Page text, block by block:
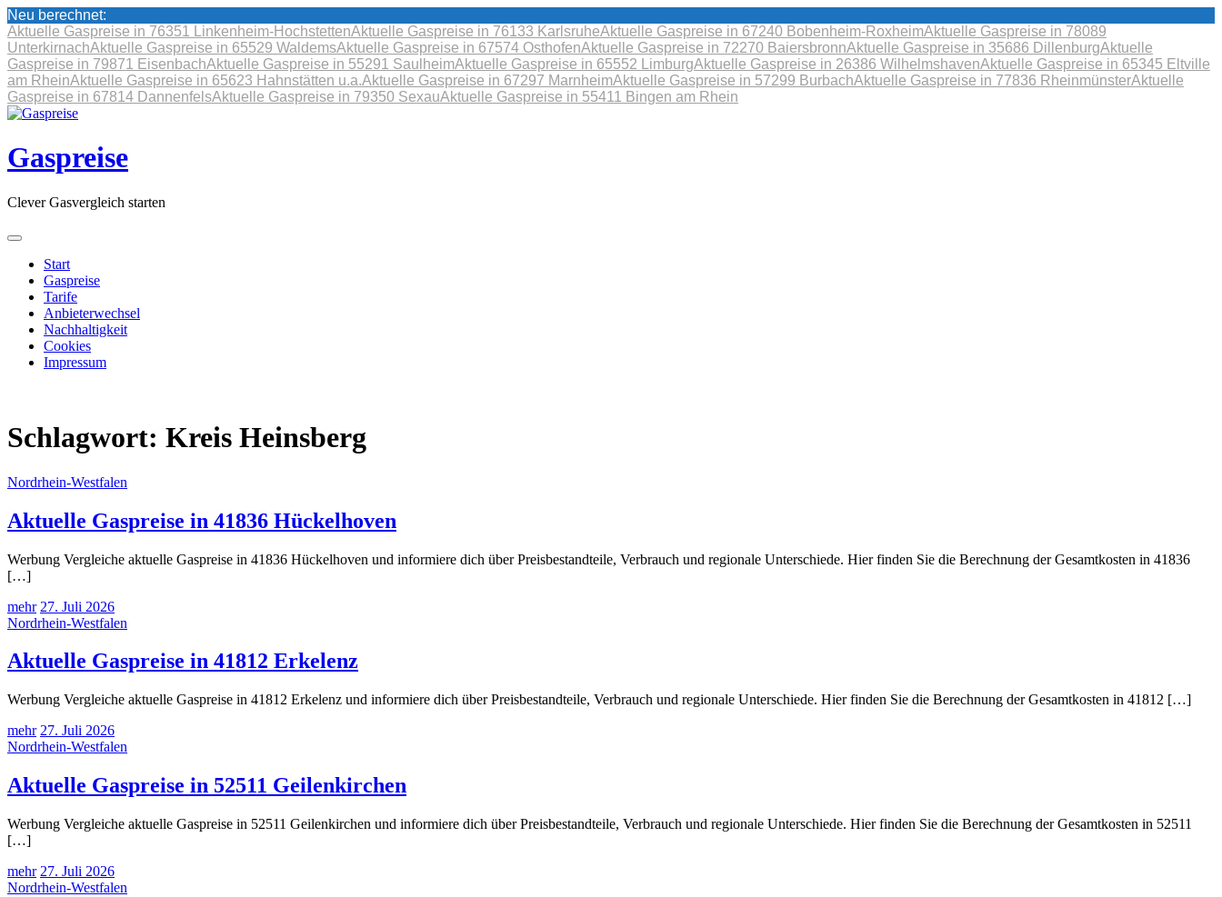
Neu berechnet:
Aktuelle Gaspreise in 76351 Linkenheim-HochstettenAktuelle Gaspreise in 76133 KarlsruheAktuelle Gaspreise in 67240 Bobenheim-RoxheimAktuelle Gaspreise in 78089
UnterkirnachAktuelle Gaspreise in 65529 WaldemsAktuelle Gaspreise in 67574 OsthofenAktuelle Gaspreise in 72270 BaiersbronnAktuelle Gaspreise in 35686 DillenburgAktuelle
Gaspreise in 79871 EisenbachAktuelle Gaspreise in 55291 SaulheimAktuelle Gaspreise in 65552 LimburgAktuelle Gaspreise in 26386 WilhelmshavenAktuelle Gaspreise in 65345 Eltville
am RheinAktuelle Gaspreise in 65623 Hahnstätten u.a.Aktuelle Gaspreise in 67297 MarnheimAktuelle Gaspreise in 57299 BurbachAktuelle Gaspreise in 77836 RheinmünsterAktuelle
Gaspreise in 67814 DannenfelsAktuelle Gaspreise in 79350 SexauAktuelle Gaspreise in 55411 Bingen am Rhein
Skip
content
Gaspreise
Clever Gasvergleich starten
Start
Gaspreise
Tarife
Anbieterwechsel
Nachhaltigkeit
Cookies
Impressum
Schlagwort: Kreis Heinsberg
Nordrhein-Westfalen
Aktuelle Gaspreise in 41836 Hückelhoven
Werbung Vergleiche aktuelle Gaspreise in 41836 Hückelhoven und informiere dich über Preisbestandteile, Verbrauch und regionale Unterschiede. Hier finden Sie die Berechnung der Gesamtkosten in 41836
[…]
mehr 27. Juli 2026
Nordrhein-Westfalen
Aktuelle Gaspreise in 41812 Erkelenz
Werbung Vergleiche aktuelle Gaspreise in 41812 Erkelenz und informiere dich über Preisbestandteile, Verbrauch und regionale Unterschiede. Hier finden Sie die Berechnung der Gesamtkosten in 41812 […]
mehr 27. Juli 2026
Nordrhein-Westfalen
Aktuelle Gaspreise in 52511 Geilenkirchen
Werbung Vergleiche aktuelle Gaspreise in 52511 Geilenkirchen und informiere dich über Preisbestandteile, Verbrauch und regionale Unterschiede. Hier finden Sie die Berechnung der Gesamtkosten in 52511
[…]
mehr 27. Juli 2026
Nordrhein-Westfalen